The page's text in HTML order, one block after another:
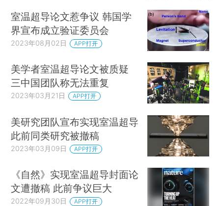
室温超导论文惹争议 韩国学
界宣布成立验证委员会
2023年08月02日 APP打开
美学者室温超导论文被质疑
三中国团队称无法重复
2023年03月21日 APP打开
美研究团队宣布实现室温超导
此前同类研究被撤稿
2023年03月09日 APP打开
《自然》实现室温超导封面论
文遭撤稿 此前争议巨大
2022年09月30日 APP打开